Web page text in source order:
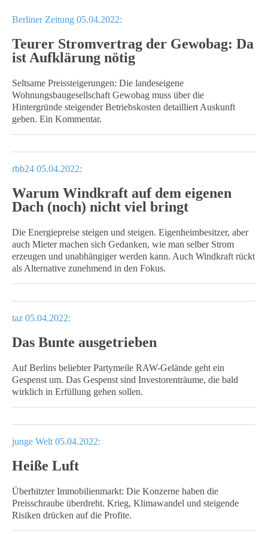
Berliner Zeitung 05.04.2022:
Teurer Stromvertrag der Gewobag: Da
ist Aufklärung nötig
Seltsame Preissteigerungen: Die landeseigene
Wohnungsbaugesellschaft Gewobag muss über die
Hintergründe steigender Betriebskosten detailliert Auskunft
geben. Ein Kommentar.
rbb24 05.04.2022:
Warum Windkraft auf dem eigenen
Dach (noch) nicht viel bringt
Die Energiepreise steigen und steigen. Eigenheimbesitzer, aber
auch Mieter machen sich Gedanken, wie man selber Strom
erzeugen und unabhängiger werden kann. Auch Windkraft rückt
als Alternative zunehmend in den Fokus.
taz 05.04.2022:
Das Bunte ausgetrieben
Auf Berlins beliebter Partymeile RAW-Gelände geht ein
Gespenst um. Das Gespenst sind Investorenträume, die bald
wirklich in Erfüllung gehen sollen.
junge Welt 05.04.2022:
Heiße Luft
Überhitzter Immobilienmarkt: Die Konzerne haben die
Preisschraube überdreht. Krieg, Klimawandel und steigende
Risiken drücken auf die Profite.